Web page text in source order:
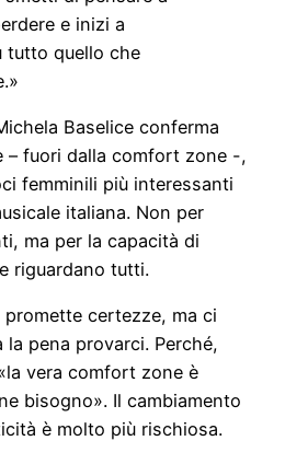
e inizi a
tutto quello che
Baselice conferma
– fuori dalla comfort zone -,
femminili più interessanti
italiana. Non per
ma per la capacità di
riguardano tutti.
promette certezze, ma ci
pena provarci. Perché,
vera comfort zone è
bisogno». Il cambiamento
è molto più rischiosa.